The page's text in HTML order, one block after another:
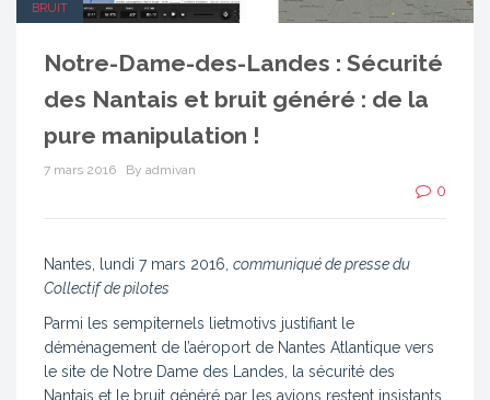
BRUIT
Notre-Dame-des-Landes : Sécurité
des Nantais et bruit généré : de la
pure manipulation !
7 mars 2016 By admivan
0
Nantes, lundi 7 mars 2016, communiqué de presse du
Collectif de pilotes
Parmi les sempiternels lietmotivs justifiant le
déménagement de l’aéroport de Nantes Atlantique vers
le site de Notre Dame des Landes, la sécurité des
Nantais et le bruit généré par les avions restent insistants.